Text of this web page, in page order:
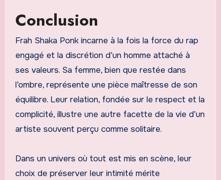
Conclusion
Frah Shaka Ponk incarne à la fois la force du rap
engagé et la discrétion d’un homme attaché à
ses valeurs. Sa femme, bien que restée dans
l’ombre, représente une pièce maîtresse de son
équilibre. Leur relation, fondée sur le respect et la
complicité, illustre une autre facette de la vie d’un
artiste souvent perçu comme solitaire.
Dans un univers où tout est mis en scène, leur
choix de préserver leur intimité mérite